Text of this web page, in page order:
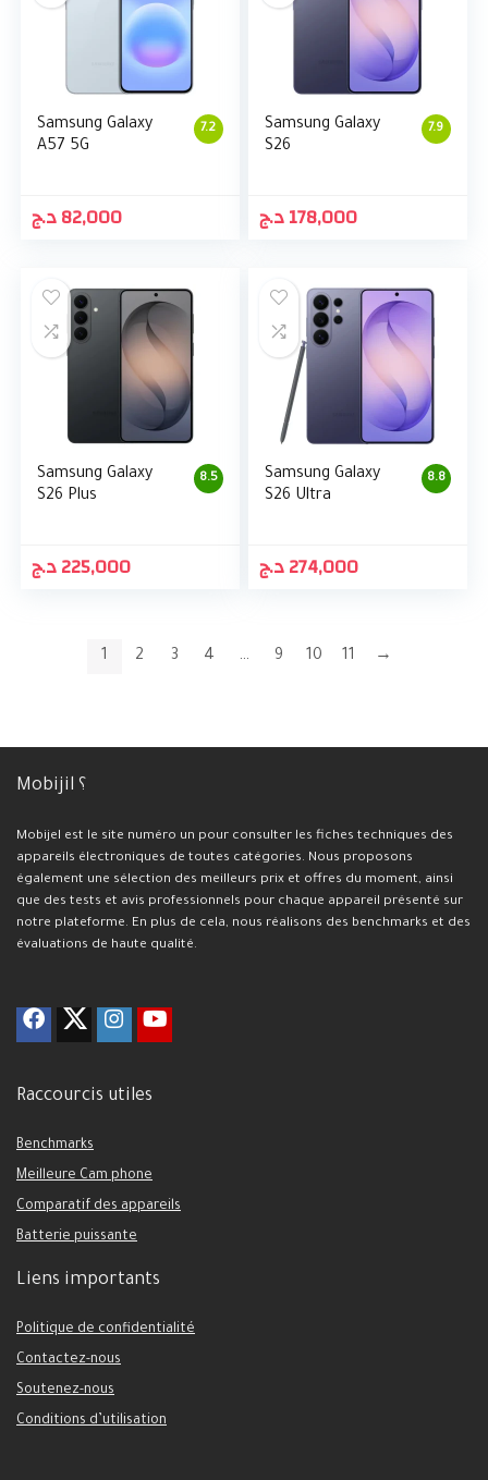
7.2
Samsung Galaxy
A57 5G
82,000د.ج
7.9
Samsung Galaxy
S26
178,000د.ج
8.5
Samsung Galaxy
S26 Plus
225,000د.ج
8.8
Samsung Galaxy
S26 Ultra
274,000د.ج
1 2 3 4 … 9 10 11 →
Mobijil ؟
Mobijel est le site numéro un pour consulter les fiches techniques des
appareils électroniques de toutes catégories. Nous proposons
également une sélection des meilleurs prix et offres du moment, ainsi
que des tests et avis professionnels pour chaque appareil présenté sur
notre plateforme. En plus de cela, nous réalisons des benchmarks et des
évaluations de haute qualité.
Raccourcis utiles
Benchmarks
Meilleure Cam phone
Comparatif des appareils
Batterie puissante
Liens importants
Politique de confidentialité
Contactez-nous
Soutenez-nous
Conditions d’utilisation